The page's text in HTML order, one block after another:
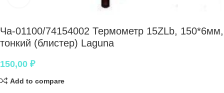
Ча-01100/74154002 Термометр 15ZLb, 150*6мм,
тонкий (блистер) Laguna
150,00 ₽
Add to compare